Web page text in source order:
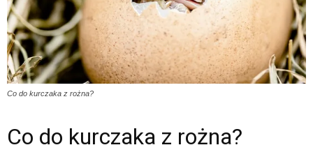
Co do kurczaka z rożna?
Co do kurczaka z rożna?